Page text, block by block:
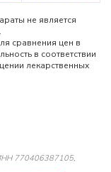
не является
сравнения цен в
в соответствии
лекарственных
770406387105,